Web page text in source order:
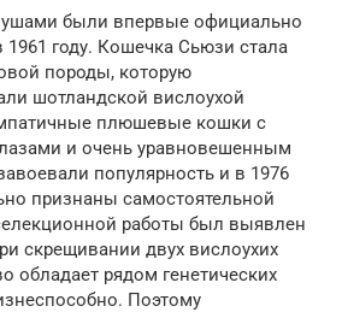
были впервые официально
1961 году. Кошечка Сьюзи стала
породы, которую
шотландской вислоухой
плюшевые кошки с
и очень уравновешенным
популярность и в 1976
признаны самостоятельной
работы был выявлен
скрещивании двух вислоухих
обладает рядом генетических
Поэтому